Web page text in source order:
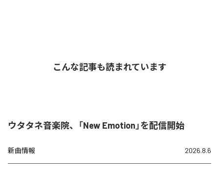
こんな記事も読まれています
ウタタネ音楽院、「New Emotion」を配信開始
新曲情報 2026.8.6